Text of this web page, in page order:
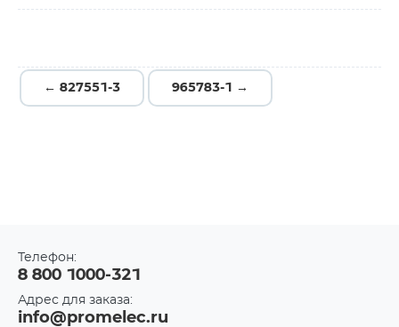
← 827551-3 965783-1 →
Телефон:
8 800 1000-321
Адрес для заказа:
info@promelec.ru